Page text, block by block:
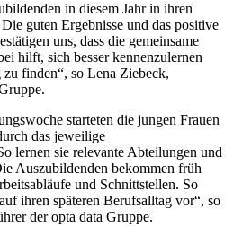
in diesem Jahr in ihren
guten Ergebnisse und das positive
uns, dass die gemeinsame
hilft, sich besser kennenzulernen
finden“, so Lena Ziebeck,
starteten die jungen Frauen
das jeweilige
lernen sie relevante Abteilungen und
Auszubildenden bekommen früh
und Schnittstellen. So
ihren späteren Berufsalltag vor“, so
der opta data Gruppe.